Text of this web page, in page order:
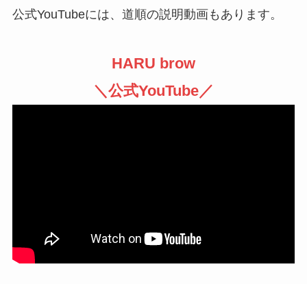
公式YouTubeには、道順の説明動画もあります。
HARU brow
＼公式YouTube／